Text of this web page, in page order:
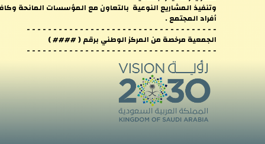
وتنفيذ المشاريع النوعية بالتعاون مع المؤسسات المانحة
أفراد المجتمع .
- - - - - - - - - - - - - - - - - - - - - - - - - - - - - - - - - - - -
الجمعية مرخصة من المركز الوطني برقم ( #### )
- - - - - - - - - - - - - - - - - - - - - - - - - - - - - - - - - - - -